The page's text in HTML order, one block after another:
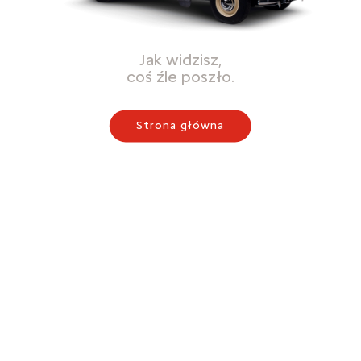
Jak widzisz,
coś źle poszło.
Strona główna